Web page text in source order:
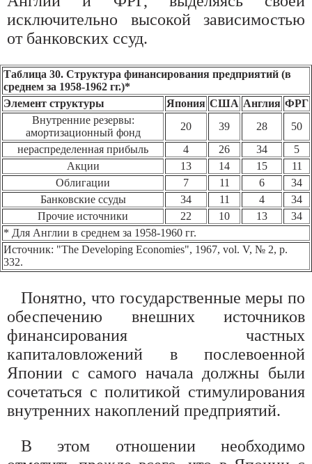
исключительно высокой зависимостью
от банковских ссуд.
Таблица 30. Структура финансирования предприятий (в
среднем за 1958-1962 гг.)*
Элемент структуры
Япония США Англия ФРГ
Внутренние резервы:
амортизационный фонд
20 39 28
50
нераспределенная прибыль
4 26 34
5
Акции
13 14 15
11
Облигации
7 11 6
34
Банковские ссуды
34 11 4
34
Прочие источники
22 10 13
34
* Для Англии в среднем за 1958-1960 гг.
Источник: "The Developing Economies", 1967, vol. V, № 2, p.
332.
Понятно, что государственные меры по
обеспечению внешних источников
финансирования частных
капиталовложений в послевоенной
Японии с самого начала должны были
сочетаться с политикой стимулирования
внутренних накоплений предприятий.
В этом отношении необходимо